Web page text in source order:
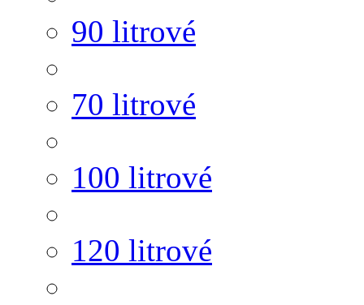
90 litrové
70 litrové
100 litrové
120 litrové